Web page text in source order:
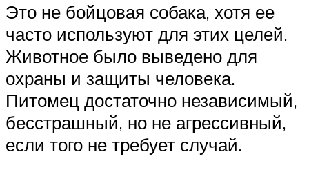
Это не бойцовая собака, хотя ее
часто используют для этих целей.
Животное было выведено для
охраны и защиты человека.
Питомец достаточно независимый,
бесстрашный, но не агрессивный,
если того не требует случай.